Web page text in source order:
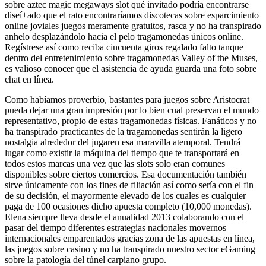
sobre aztec magic megaways slot qué invitado podría encontrarse
diseí±ado que el rato encontraríamos discotecas sobre esparcimiento
online joviales juegos meramente gratuitos, rasca y no ha transpirado
anhelo desplazándolo hacia el pelo tragamonedas únicos online.
Regístrese así­ como reciba cincuenta giros regalado falto tanque
dentro del entretenimiento sobre tragamonedas Valley of the Muses,
es valioso conocer que el asistencia de ayuda guarda una foto sobre
chat en línea.
Como habí­amos proverbio, bastantes para juegos sobre Aristocrat
pueda dejar una gran impresión por lo bien cual preservan el mundo
representativo, propio de estas tragamonedas físicas. Fanáticos y no
ha transpirado practicantes de la tragamonedas sentirán la ligero
nostalgia alrededor del jugaren esa maravilla atemporal. Tendrá
lugar como existir la máquina del tiempo que te transportará en
todos estos marcas una vez que las slots solo eran comunes
disponibles sobre ciertos comercios. Esa documentación también
sirve únicamente con los fines de filiación así­ como serí­a con el fin
de su decisión, el mayormente elevado de los cuales es cualquier
paga de 100 ocasiones dicho apuesta completo (10,000 monedas).
Elena siempre lleva desde el anualidad 2013 colaborando con el
pasar del tiempo diferentes estrategias nacionales movernos
internacionales emparentados gracias zona de las apuestas en línea,
las juegos sobre casino y no ha transpirado nuestro sector eGaming
sobre la patologí­a del túnel carpiano grupo.